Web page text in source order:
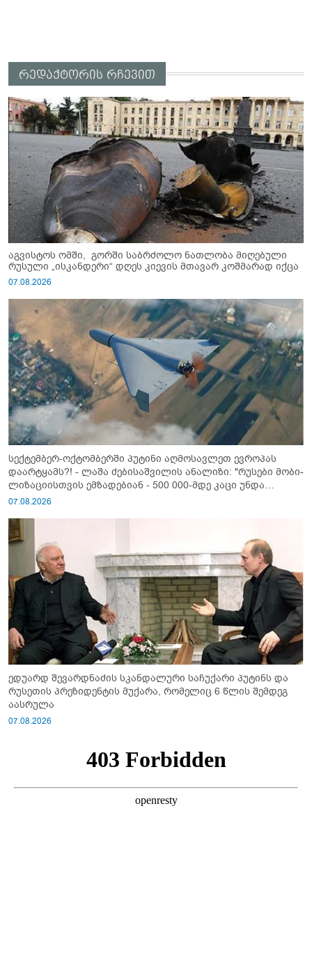
რედაქტორის რჩევით
აგვისტოს ომში, გორში საბრძოლო ნათლობა მიღებული
რუსული „ისკანდერი“ დღეს კიევის მთავარ კოშმარად იქცა
07.08.2026
სექტემბერ-ოქტომბერში პუტინი აღმოსავლეთ ევროპას
დაარტყამს?! - ლაშა ძებისაშვილის ანალიზი: "რუსები მობი­
ლიზაციისთვის ემზადებიან - 500 000-მდე კაცი უნდა
გაიწვიონ ომში"
07.08.2026
ედუარდ შევარდნაძის სკანდალური საჩუქარი პუტინს და
რუსეთის პრეზიდენტის მუქარა, რომელიც 6 წლის შემდეგ
აასრულა
07.08.2026